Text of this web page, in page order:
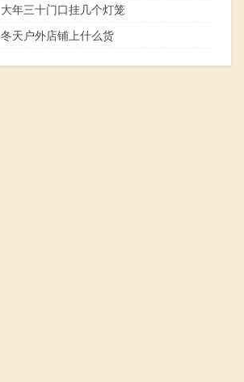
大年三十门口挂几个灯笼
冬天户外店铺上什么货